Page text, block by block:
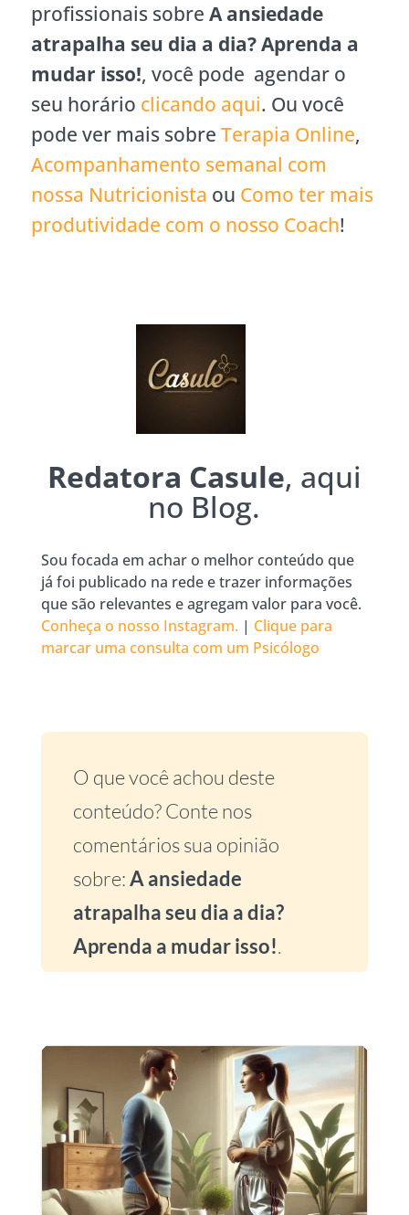
profissionais sobre A ansiedade
atrapalha seu dia a dia? Aprenda a
mudar isso!, você pode agendar o
seu horário clicando aqui. Ou você
pode ver mais sobre Terapia Online,
Acompanhamento semanal com
nossa Nutricionista ou Como ter mais
produtividade com o nosso Coach!
Redatora Casule, aqui
no Blog.
Sou focada em achar o melhor conteúdo que
já foi publicado na rede e trazer informações
que são relevantes e agregam valor para você.
Conheça o nosso Instagram. | Clique para
marcar uma consulta com um Psicólogo
O que você achou deste
conteúdo? Conte nos
comentários sua opinião
sobre:A ansiedade
atrapalha seu dia a dia?
Aprenda a mudar isso!.